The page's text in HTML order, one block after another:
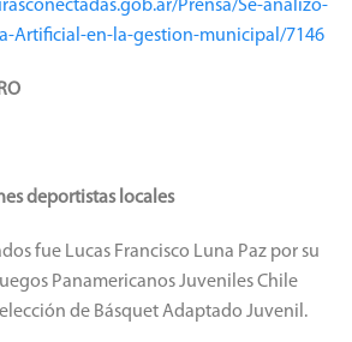
Prensa/Se-analizo-
Artificial-en-la-gestion-municipal/7146
deportistas locales
fue Lucas Francisco Luna Paz por su
Panamericanos Juveniles Chile
de Básquet Adaptado Juvenil.